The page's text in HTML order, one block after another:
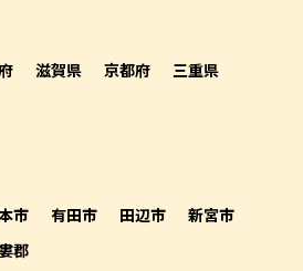
滋賀県 京都府
三重県
市 有田市 田辺市
新宮市
郡